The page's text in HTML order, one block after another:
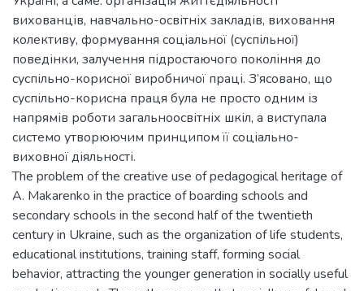
вихованців, навчально-освітніх закладів, виховання
колективу, формування соціальної (суспільної)
поведінки, залучення підростаючого покоління до
суспільно-корисної виробничої праці. З’ясовано, що
суспільно-корисна праця була не просто одним із
напрямів роботи загальноосвітніх шкіл, а виступала
системо утворюючим принципом її соціально-
виховної діяльності.
The problem of the creative use of pedagogical heritage of
A. Makarenko in the practice of boarding schools and
secondary schools in the second half of the twentieth
century in Ukraine, such as the organization of life students,
educational institutions, training staff, forming social
behavior, attracting the younger generation in socially useful